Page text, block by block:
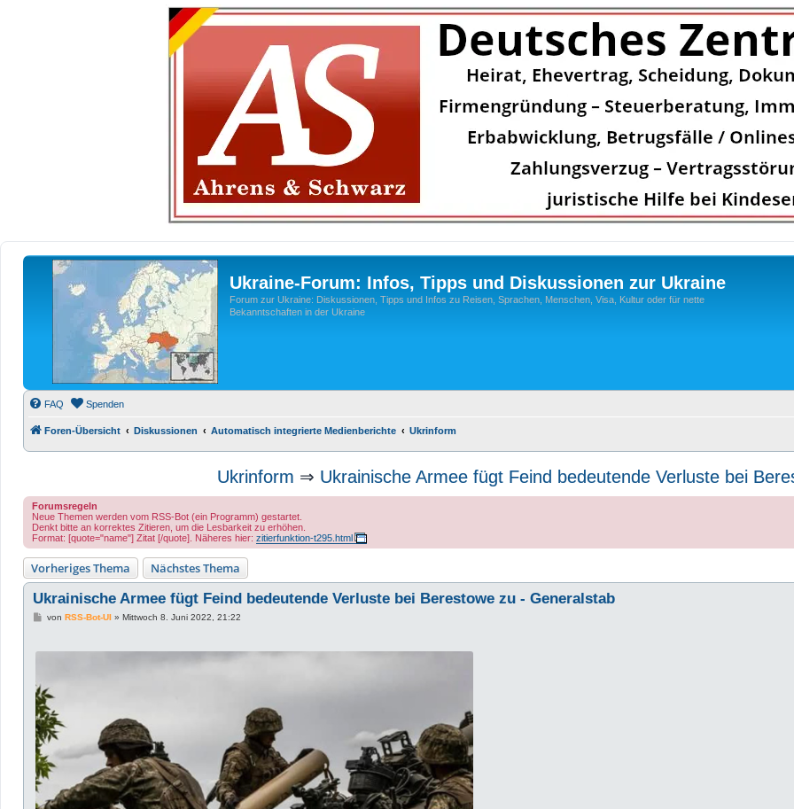
Ukraine-Forum: Infos, Tipps und Diskussionen zur Ukraine
Forum zur Ukraine: Diskussionen, Tipps und Infos zu Reisen, Sprachen, Menschen, Visa, Kultur oder für nette
Bekanntschaften in der Ukraine
FAQ Spenden
Foren-Übersicht Diskussionen Automatisch integrierte Medienberichte Ukrinform
Ukrinform ⇒ Ukrainische Armee fügt Feind bedeutende Verluste bei
Forumsregeln
Neue Themen werden vom RSS-Bot (ein Programm) gestartet.
Denkt bitte an korrektes Zitieren, um die Lesbarkeit zu erhöhen.
Format: [quote="name"] Zitat [/quote]. Näheres hier: zitierfunktion-t295.html
Vorheriges Thema Nächstes Thema
Ukrainische Armee fügt Feind bedeutende Verluste bei Berestowe zu - Generalstab
Bvon RSS-Bot-UI» Mittwoch 8. Juni 2022, 21:22